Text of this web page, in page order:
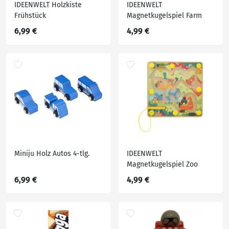
IDEENWELT Holzkiste
Frühstück
6,99 €
IDEENWELT
Magnetkugelspiel Farm
4,99 €
Miniju Holz Autos 4-tlg.
6,99 €
IDEENWELT
Magnetkugelspiel Zoo
4,99 €